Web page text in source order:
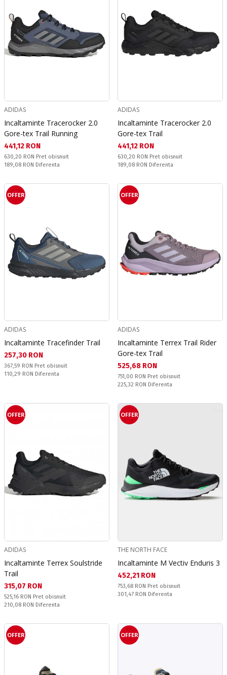
ADIDAS
Incaltaminte Tracerocker 2.0
Gore-tex Trail Running
Текуща цена:
441,12 RON
Pret obisnuit:
630,20 RON Pret obisnuit
Спестявате:
189,08 RON Diferenta
ADIDAS
Incaltaminte Tracerocker 2.0
Gore-tex Trail
Текуща цена:
441,12 RON
Pret obisnuit:
630,20 RON Pret obisnuit
Спестявате:
189,08 RON Diferenta
OFFER
ADIDAS
Incaltaminte Tracefinder Trail
Текуща цена:
257,30 RON
Pret obisnuit:
367,59 RON Pret obisnuit
Спестявате:
110,29 RON Diferenta
OFFER
ADIDAS
Incaltaminte Terrex Trail Rider
Gore-tex Trail
Текуща цена:
525,68 RON
Pret obisnuit:
751,00 RON Pret obisnuit
Спестявате:
225,32 RON Diferenta
OFFER
ADIDAS
Incaltaminte Terrex Soulstride
Trail
Текуща цена:
315,07 RON
Pret obisnuit:
525,16 RON Pret obisnuit
Спестявате:
210,08 RON Diferenta
OFFER
THE NORTH FACE
Incaltaminte M Vectiv Enduris 3
Текуща цена:
452,21 RON
Pret obisnuit:
753,68 RON Pret obisnuit
Спестявате:
301,47 RON Diferenta
OFFER OFFER